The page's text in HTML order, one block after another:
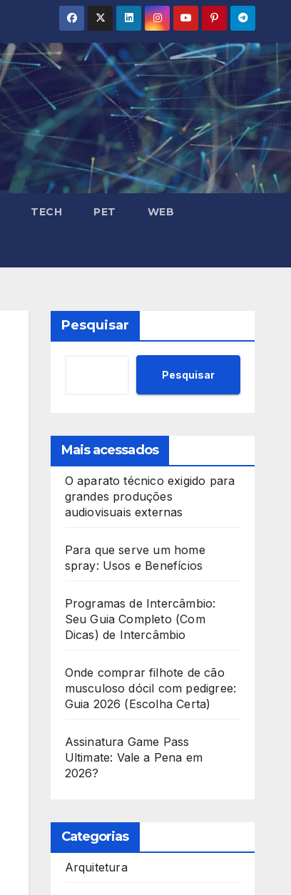
TECH PET WEB
Pesquisar
Pesquisar
Mais acessados
O aparato técnico exigido para
grandes produções
audiovisuais externas
Para que serve um home
spray: Usos e Benefícios
Programas de Intercâmbio:
Seu Guia Completo (Com
Dicas) de Intercâmbio
Onde comprar filhote de cão
musculoso dócil com pedigree:
Guia 2026 (Escolha Certa)
Assinatura Game Pass
Ultimate: Vale a Pena em
2026?
Categorias
Arquitetura